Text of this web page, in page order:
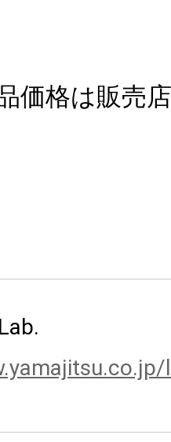
価格は販売